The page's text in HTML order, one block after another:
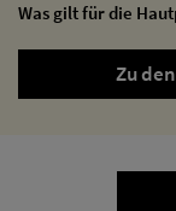
Was gilt für die
Zu